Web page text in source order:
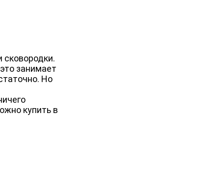
занимает
Но
купить в